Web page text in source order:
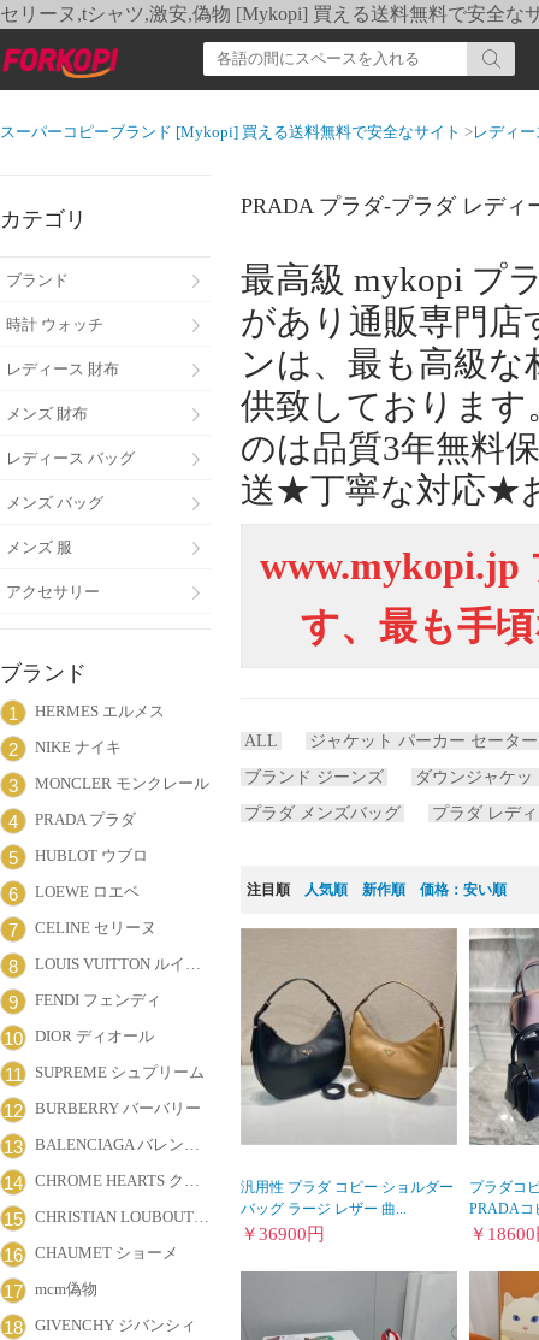
セリーヌ,tシャツ,激安,偽物 [Mykopi] 買える送料無料で安全な
スーパーコピーブランド [Mykopi] 買える送料無料で安全なサイト >レディ
カテゴリ
ブランド
時計 ウォッチ
レディース 財布
メンズ 財布
レディース バッグ
メンズ バッグ
メンズ 服
アクセサリー
ブランド
1 HERMES エルメス
2 NIKE ナイキ
3 MONCLER モンクレール
4 PRADA プラダ
5 HUBLOT ウブロ
6 LOEWE ロエベ
7 CELINE セリーヌ
8 LOUIS VUITTON ルイヴィトン
9 FENDI フェンディ
10 DIOR ディオール
11 SUPREME シュプリーム
12 BURBERRY バーバリー
13 BALENCIAGA バレンシアガ
14 CHROME HEARTS クロムハーツ
15 CHRISTIAN LOUBOUTIN クリスチャン・ルブタン
16 CHAUMET ショーメ
17 mcm偽物
18 GIVENCHY ジバンシィ
PRADA プラダ-プラダ レディ
最高級 mykopi プ
があり通販専門
ンは、最も高級な
供致しておりま
のは品質3年無料
送★丁寧な対応★
www.mykopi.jp
す、最も手
ALL
ジャケット パーカー セータ
ブランド ジーンズ
ダウンジャケッ
プラダ メンズバッグ
プラダ レデ
注目順 人気順 新作順 価格：安い順
汎用性 プラダ コピー ショルダー
バッグ ラージ レザー 曲...
￥36900円
プラダコ
PRADAコ
￥ 18600